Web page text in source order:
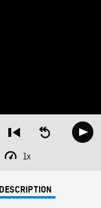
Restart
beginning
Seek
backwardPlay
1x
Playback
DESCRIPTION